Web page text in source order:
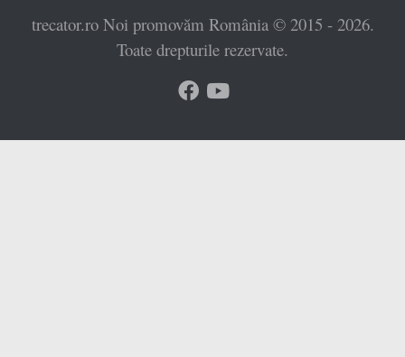
trecator.ro Noi promovăm România © 2015 - 2026.
Toate drepturile rezervate.